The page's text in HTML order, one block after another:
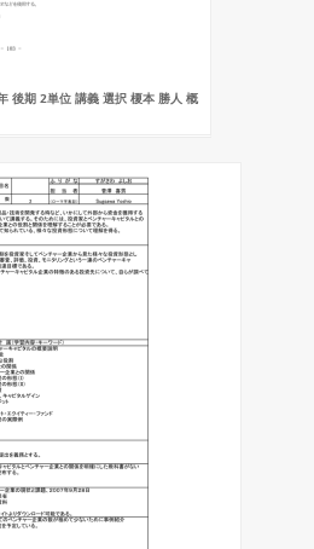
後期 2単位 講義 選択 榎本 勝人 概